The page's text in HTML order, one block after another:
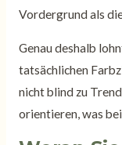
Vordergrund als
Genau deshalb
tatsächlichen
nicht blind zu
orientieren, was